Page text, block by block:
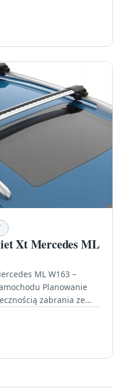
Xt Mercedes ML
ML W163 –
Planowanie
zabrania ze